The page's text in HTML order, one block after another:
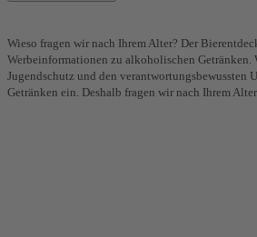
Wieso fragen wir nach Ihrem Alter? Der
Werbeinformationen zu alkoholischen Getränken.
Jugendschutz und den verantwortungsbewussten
Getränken ein. Deshalb fragen wir nach Ihrem Alter.